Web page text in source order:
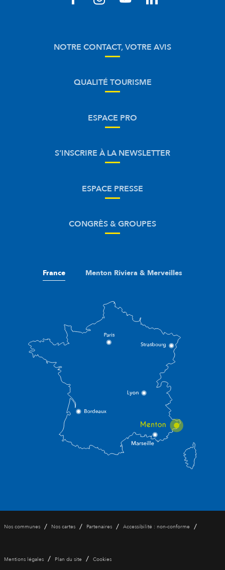
NOTRE CONTACT, VOTRE AVIS
QUALITÉ TOURISME
ESPACE PRO
S’INSCRIRE À LA NEWSLETTER
ESPACE PRESSE
CONGRÈS & GROUPES
France Menton Riviera & Merveilles
Nos communes / Nos cartes / Partenaires / Accessibilité : non-conforme /
Mentions légales / Plan du site / Cookies